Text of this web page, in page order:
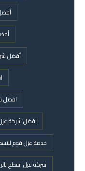
أفضل
افضل
افضل شركة
خدمة عزل فوم
شركة عزل اسطح